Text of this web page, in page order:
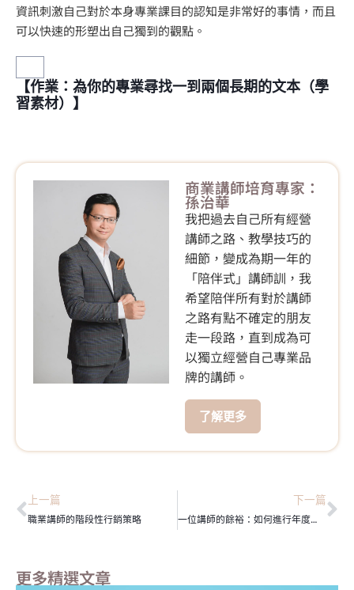
資訊刺激自己對於本身專業課目的認知是非常好的事情，而且
可以快速的形塑出自己獨到的觀點。
【作業：為你的專業尋找一到兩個長期的文本（學
習素材）】
商業講師培育專家：
孫治華
我把過去自己所有經營
講師之路、教學技巧的
細節，變成為期一年的
「陪伴式」講師訓，我
希望陪伴所有對於講師
之路有點不確定的朋友
走一段路，直到成為可
以獨立經營自己專業品
牌的講師。
了解更多
上一頁
上一篇
職業講師的階段性行銷策略
下一篇
一位講師的餘裕：如何進行年度計畫的規劃
更多精選文章